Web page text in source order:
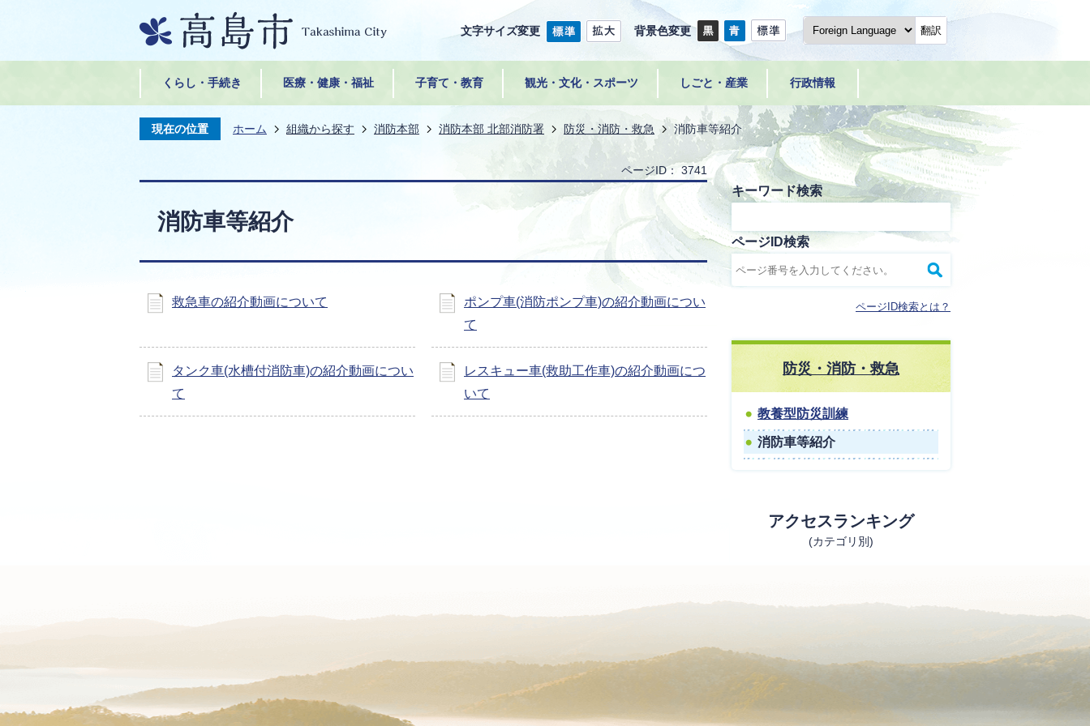
文字サイズ変更 背景色変更 翻訳
くらし・手続き 医療・健康・福祉 子育て・教育 観光・文化・スポーツ しごと・産業 行政情報
現在の位置 ホーム 組織から探す 消防本部 消防本部 北部消防署 防災・消防・救急 消防車等紹介
ページID： 3741
消防車等紹介
救急車の紹介動画について
ポンプ車(消防ポンプ車)の紹介動画につい
て
タンク車(水槽付消防車)の紹介動画につい
て
レスキュー車(救助工作車)の紹介動画につ
いて
キーワード検索
ページID検索
ページID検索とは？
防災・消防・救急
教養型防災訓練
消防車等紹介
アクセスランキング
(カテゴリ別)